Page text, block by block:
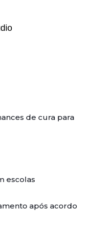
de cura para
escolas
após acordo